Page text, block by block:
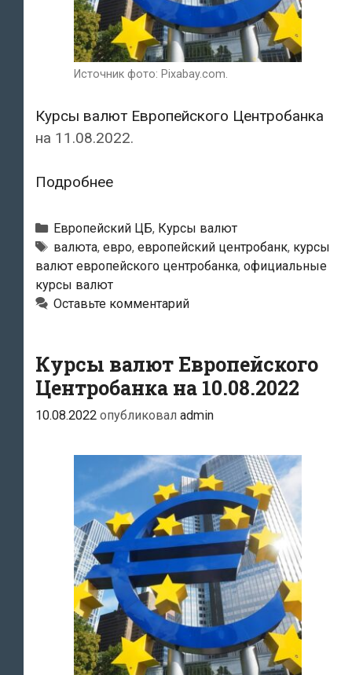
Источник фото: Pixabay.com.
Курсы валют Европейского Центробанка
на 11.08.2022.
ПодробнееКурсы
Европейского
Центробанка
на
Рубрики
Европейский ЦБ, Курсы валют
Тэги
валюта, евро, европейский центробанк, курсы
валют европейского центробанка, официальные
курсы валют
Оставьте комментарий
Курсы валют Европейского
Центробанка на 10.08.2022
10.08.2022 опубликовал admin